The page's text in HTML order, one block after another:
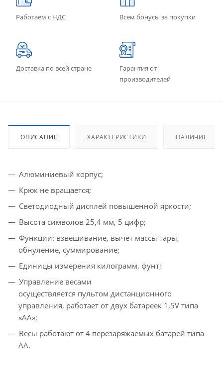
Работаем с НДС Всем бонусы за покупки
Доставка по всей стране
Гарантия от
производителей
ОПИСАНИЕ ХАРАКТЕРИСТИКИ НАЛИЧИЕ
Алюминиевый корпус;
Крюк не вращается;
Светодиодный дисплей повышенной яркости;
Высота символов 25,4 мм, 5 цифр;
Функции: взвешивание, вычет массы тары,
обнуление, суммирование;
Единицы измерения килограмм, фунт;
Управление весами
осуществляется пультом дистанционного
управления, работает от двух батареек 1,5V типа
«АА»;
Весы работают от 4 перезаряжаемых батарей типа
АА.